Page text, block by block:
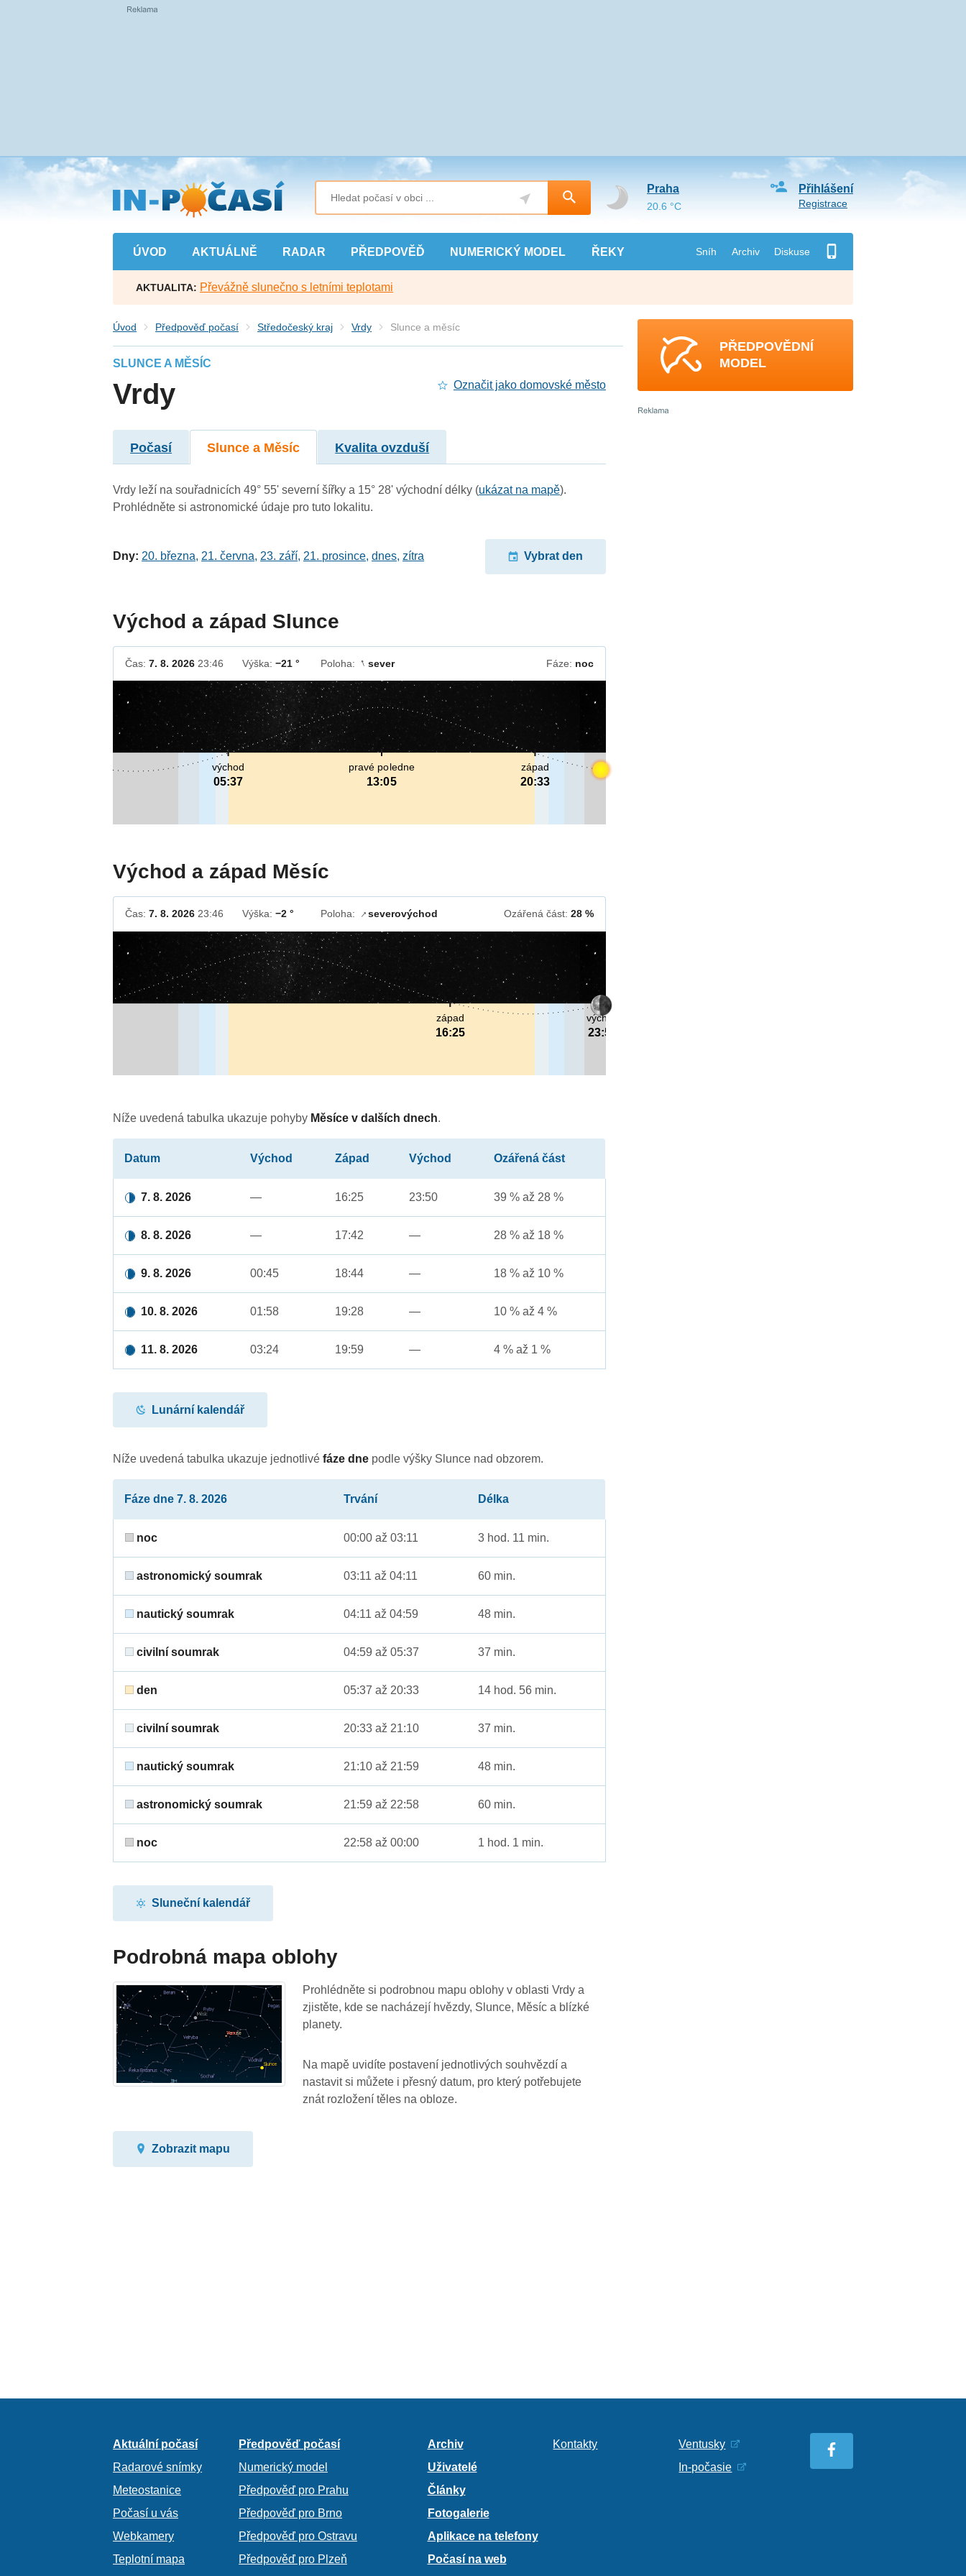
Přejít
na
hlavní
obsah
ÚVOD AKTUÁLNĚ RADAR PŘEDPOVĚĎ NUMERICKÝ MODEL ŘEKY Sníh Archiv Diskuse
Přihlášení
Registrace
Praha
20.6 °C
AKTUALITA: Převážně slunečno s letními teplotami
Úvod Předpověď počasí Středočeský kraj Vrdy Slunce a měsíc
SLUNCE A MĚSÍC
Vrdy Označit jako domovské město
Počasí Slunce a Měsíc Kvalita ovzduší
Vrdy leží na souřadnicích 49° 55' severní šířky a 15° 28' východní délky (ukázat na mapě).
Prohlédněte si astronomické údaje pro tuto lokalitu.
Dny: 20. března, 21. června, 23. září, 21. prosince,dnes,zítra Vybrat den
Východ a západ Slunce
Čas:7. 8. 2026 23:46 Výška:−21 ° Poloha: ↓ sever Fáze: noc
pravé poledne
13:05
východ
05:37
západ
20:33
Východ a západ Měsíc
Čas:7. 8. 2026 23:46 Výška:−2 ° Poloha: ↓severovýchod Ozářená část: 28 %
východ
23:50
západ
16:25
Níže uvedená tabulka ukazuje pohyby Měsíce v dalších dnech.
Datum Východ Západ Východ Ozářená část
7. 8. 2026 — 16:25 23:50 39 % až 28 %
8. 8. 2026 — 17:42 — 28 % až 18 %
9. 8. 2026 00:45 18:44 — 18 % až 10 %
10. 8. 2026 01:58 19:28 — 10 % až 4 %
11. 8. 2026 03:24 19:59 — 4 % až 1 %
Lunární kalendář
Níže uvedená tabulka ukazuje jednotlivéfáze dne podle výšky Slunce nad obzorem.
Fáze dne 7. 8. 2026 Trvání Délka
noc 00:00 až 03:11 3 hod. 11 min.
astronomický soumrak 03:11 až 04:11 60 min.
nautický soumrak 04:11 až 04:59 48 min.
civilní soumrak 04:59 až 05:37 37 min.
den 05:37 až 20:33 14 hod. 56 min.
civilní soumrak 20:33 až 21:10 37 min.
nautický soumrak 21:10 až 21:59 48 min.
astronomický soumrak 21:59 až 22:58 60 min.
noc 22:58 až 00:00 1 hod. 1 min.
Sluneční kalendář
Podrobná mapa oblohy
Prohlédněte si podrobnou mapu oblohy v oblasti Vrdy a
zjistěte, kde se nacházejí hvězdy, Slunce, Měsíc a blízké
planety.
Na mapě uvidíte postavení jednotlivých souhvězdí a
nastavit si můžete i přesný datum, pro který potřebujete
znát rozložení těles na obloze.
Zobrazit mapu
PŘEDPOVĚDNÍ
MODEL
Aktuální počasí
Radarové snímky
Meteostanice
Počasí u vás
Webkamery
Teplotní mapa
Předpověď počasí
Numerický model
Předpověď pro Prahu
Předpověď pro Brno
Předpověď pro Ostravu
Předpověď pro Plzeň
Archiv
Uživatelé
Články
Fotogalerie
Aplikace na telefony
Počasí na web
Kontakty
Ventusky
In-počasie